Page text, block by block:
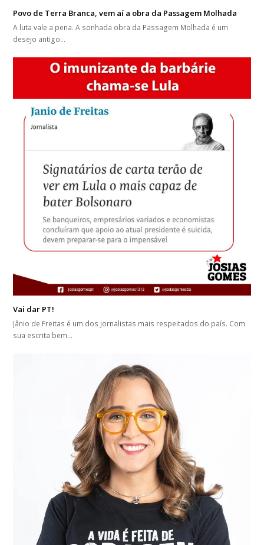
Povo de Terra Branca, vem aí a obra da Passagem Molhada
A luta vale a pena. A sonhada obra da Passagem Molhada é um
desejo antigo…
Vai dar PT!
Jânio de Freitas é um dos jornalistas mais respeitados do país. Com
sua escrita bem…